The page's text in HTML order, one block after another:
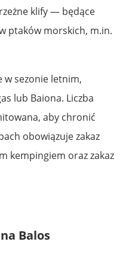
klify — będące
ptaków morskich, m.in.
w sezonie letnim,
lub Baiona. Liczba
aby chronić
obowiązuje zakaz
kempingiem oraz zakaz
Balos